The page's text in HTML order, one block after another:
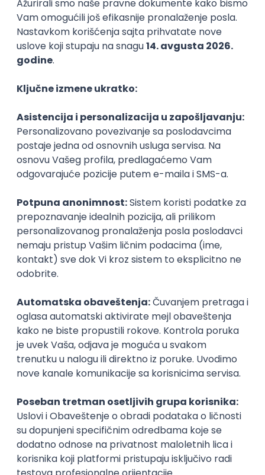
MS Dynamics 365 F&O Technical
Consultant
GET - Global Engineering Technologies
3.4
Beograd | Hibrid
SQL SOAP Git SAP SQL Server
Senior
@
POSLOVI NA MAIL
KATEGORIJA
TEHNOLOGIJA
Najnoviji poslovi svakog dana u tvom
inboxu
Istaknuti poslodavci